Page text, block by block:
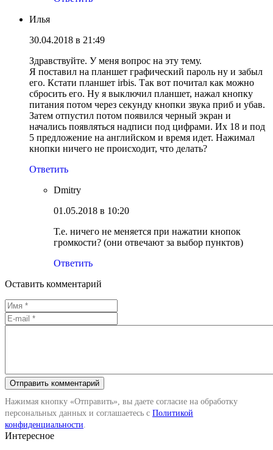
Илья
30.04.2018 в 21:49
Здравствуйте. У меня вопрос на эту тему.
Я поставил на планшет графический пароль ну и забыл
его. Кстати планшет irbis. Так вот почитал как можно
сбросить его. Ну я выключил планшет, нажал кнопку
питания потом через секунду кнопки звука приб и убав.
Затем отпустил потом появился черный экран и
начались появляться надписи под цифрами. Их 18 и под
5 предложение на английском и время идет. Нажимал
кнопки ничего не происходит, что делать?
Ответить
Dmitry
01.05.2018 в 10:20
Т.е. ничего не меняется при нажатии кнопок
громкости? (они отвечают за выбор пунктов)
Ответить
Оставить комментарий
Нажимая кнопку «Отправить», вы даете согласие на обработку
персональных данных и соглашаетесь с Политикой
конфиденциальности
Интересное